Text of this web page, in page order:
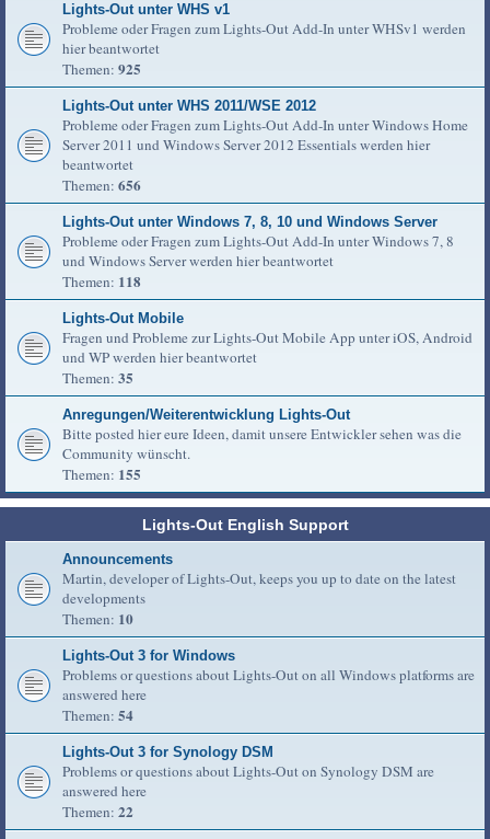
Lights-Out unter WHS v1
Probleme oder Fragen zum Lights-Out Add-In unter WHSv1 werden
hier beantwortet
Themen: 925
Lights-Out unter WHS 2011/WSE 2012
Probleme oder Fragen zum Lights-Out Add-In unter Windows Home
Server 2011 und Windows Server 2012 Essentials werden hier
beantwortet
Themen: 656
Lights-Out unter Windows 7, 8, 10 und Windows Server
Probleme oder Fragen zum Lights-Out Add-In unter Windows 7, 8
und Windows Server werden hier beantwortet
Themen: 118
Lights-Out Mobile
Fragen und Probleme zur Lights-Out Mobile App unter iOS, Android
und WP werden hier beantwortet
Themen: 35
Anregungen/Weiterentwicklung Lights-Out
Bitte posted hier eure Ideen, damit unsere Entwickler sehen was die
Community wünscht.
Themen: 155
Lights-Out English Support
Announcements
Martin, developer of Lights-Out, keeps you up to date on the latest
developments
Themen: 10
Lights-Out 3 for Windows
Problems or questions about Lights-Out on all Windows platforms are
answered here
Themen: 54
Lights-Out 3 for Synology DSM
Problems or questions about Lights-Out on Synology DSM are
answered here
Themen: 22